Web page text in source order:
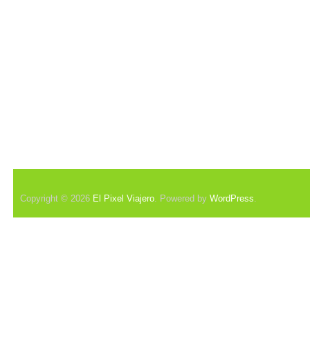
Copyright © 2026 El Pixel Viajero. Powered by WordPress.